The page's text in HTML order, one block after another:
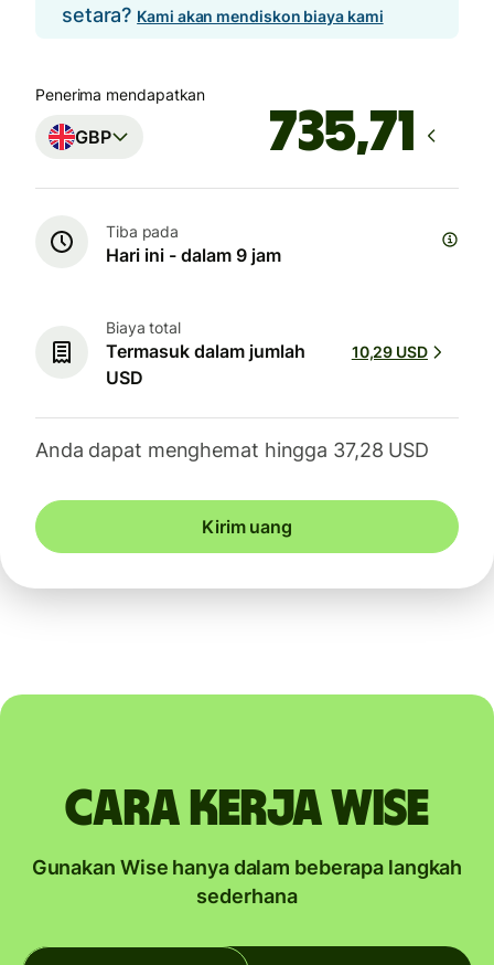
setara? Kami akan mendiskon biaya kami
Penerima mendapatkan
GBP
Tiba pada
Hari ini - dalam 9 jam
Biaya total
Termasuk dalam jumlah
USD
10,29 USD
Anda dapat menghemat hingga 37,28 USD
Kirim uang
Cara kerja Wise
Gunakan Wise hanya dalam beberapa langkah
sederhana